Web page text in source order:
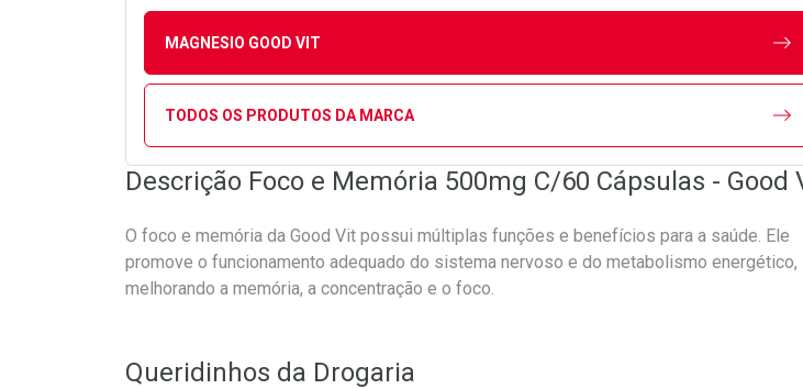
MAGNESIO GOOD VIT
TODOS OS PRODUTOS DA MARCA
Descrição Foco e Memória 500mg C/60 Cápsulas - Good
O foco e memória da Good Vit possui múltiplas funções e benefícios para a saúde. Ele
promove o funcionamento adequado do sistema nervoso e do metabolismo energético,
melhorando a memória, a concentração e o foco.
Queridinhos da Drogaria